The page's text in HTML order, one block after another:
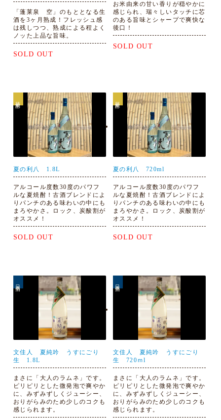
「蓬莱泉 空」のもととなる生
酒を3ヶ月熟成！フレッシュ感
は残しつつ、熟成による程よく
ノッた上品な旨味。
SOLD OUT
お米由来の甘い香りが穏やかに
感じられ、瑞々しいタッチに芯
のある旨味とシャープで爽快な
後口！
SOLD OUT
夏の利八 1.8L
アルコール度数30度のパワフ
ルな夏焼酎！古酒ブレンドによ
りパンチのある味わいの中にも
まろやかさ。ロック、炭酸割が
オススメ！
SOLD OUT
夏の利八 720ml
アルコール度数30度のパワフ
ルな夏焼酎！古酒ブレンドによ
りパンチのある味わいの中にも
まろやかさ。ロック、炭酸割が
オススメ！
SOLD OUT
文佳人 夏純吟 うすにごり
生 1.8L
まさに「大人のラムネ」です。
ピリピリとした微発泡で爽やか
に、みずみずしくジューシー、
おりがらみのため少しのコクも
感じられます。
文佳人 夏純吟 うすにごり
生 720ｍl
まさに「大人のラムネ」です。
ピリピリとした微発泡で爽やか
に、みずみずしくジューシー、
おりがらみのため少しのコクも
感じられます。